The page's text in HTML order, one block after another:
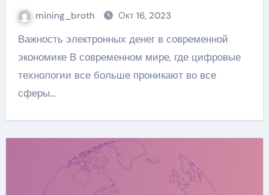
операциях
mining_broth Окт 16, 2023
Важность электронных денег в современной
экономике В современном мире, где цифровые
технологии все больше проникают во все
сферы…